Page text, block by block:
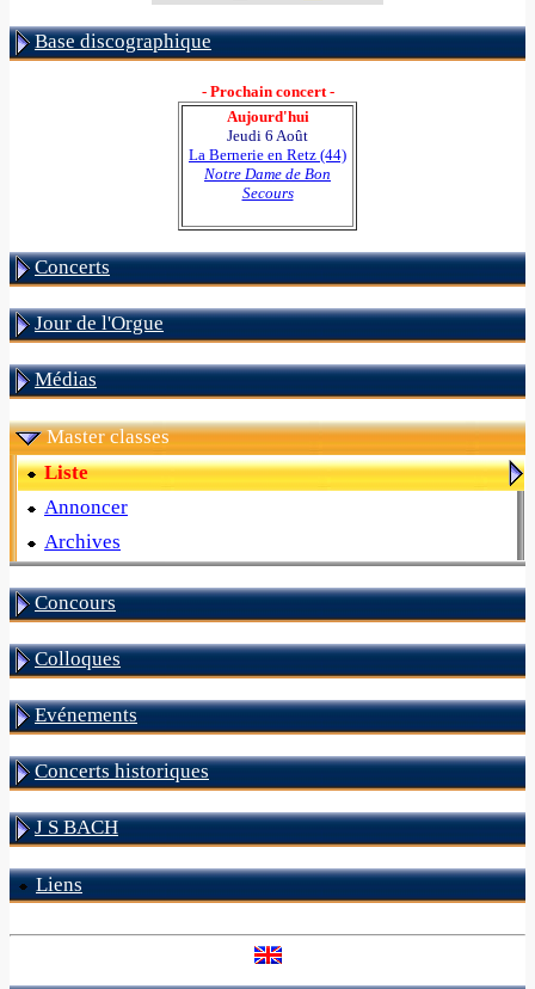
Base discographique
- Prochain concert -
Aujourd'hui
Jeudi 6 Août
La Bernerie en Retz (44)
Notre Dame de Bon
Secours
Concerts
Jour de l'Orgue
Médias
Master classes
Liste
Annoncer
Archives
Concours
Colloques
Evénements
Concerts historiques
J S BACH
Liens